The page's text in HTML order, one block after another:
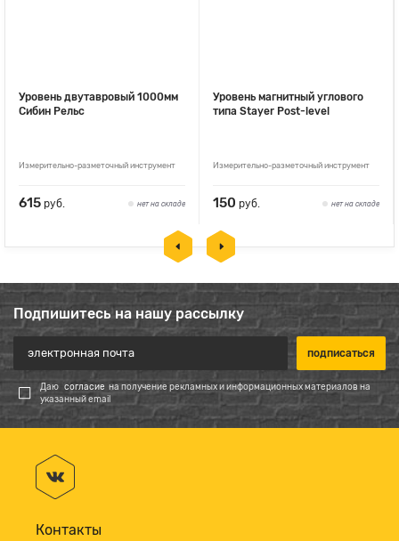
Уровень двутавровый 1000мм
Сибин Рельс
Измерительно-разметочный инструмент
615 руб. нет на складе
Уровень магнитный углового
типа Stayer Post-level
Измерительно-разметочный инструмент
150 руб. нет на складе
Подпишитесь на нашу рассылку
Даю согласие на получение рекламных и информационных материалов на
указанный email
Контакты